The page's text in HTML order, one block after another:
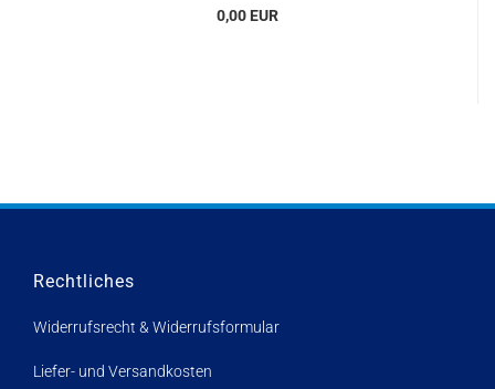
0,00 EUR
Rechtliches
Widerrufsrecht & Widerrufsformular
Liefer- und Versandkosten